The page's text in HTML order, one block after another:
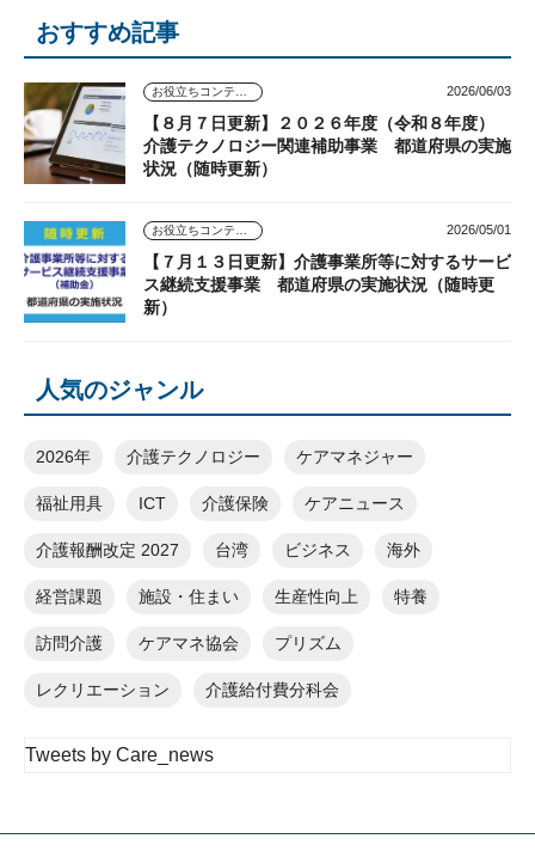
おすすめ記事
お役立ちコンテンツ 2026/06/03
【８月７日更新】２０２６年度（令和８年度）
介護テクノロジー関連補助事業 都道府県の実施
状況（随時更新）
お役立ちコンテンツ 2026/05/01
【７月１３日更新】介護事業所等に対するサービ
ス継続支援事業 都道府県の実施状況（随時更
新）
人気のジャンル
2026年 介護テクノロジー ケアマネジャー
福祉用具 ICT 介護保険 ケアニュース
介護報酬改定 2027 台湾 ビジネス 海外
経営課題 施設・住まい 生産性向上 特養
訪問介護 ケアマネ協会 プリズム
レクリエーション 介護給付費分科会
Tweets by Care_news